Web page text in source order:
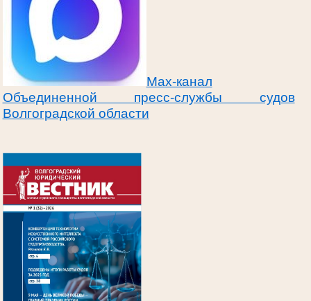
Max-канал
Объединенной пресс-службы судов
Волгоградской области